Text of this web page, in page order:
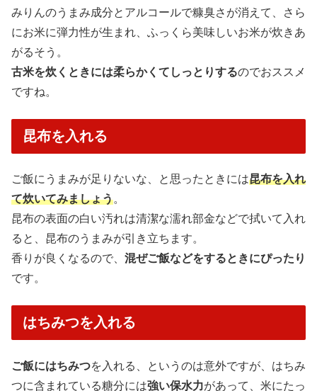
みりんのうまみ成分とアルコールで糠臭さが消えて、さら
にお米に弾力性が生まれ、ふっくら美味しいお米が炊きあ
がるそう。
古米を炊くときには柔らかくてしっとりするのでおススメ
ですね。
昆布を入れる
ご飯にうまみが足りないな、と思ったときには昆布を入れ
て炊いてみましょう。
昆布の表面の白い汚れは清潔な濡れ部金などで拭いて入れ
ると、昆布のうまみが引き立ちます。
香りが良くなるので、 混ぜご飯などをするときにぴったり
です。
はちみつを入れる
ご飯にはちみつを入れる、というのは意外ですが、はちみ
つに含まれている糖分には強い保水力があって、米にたっ